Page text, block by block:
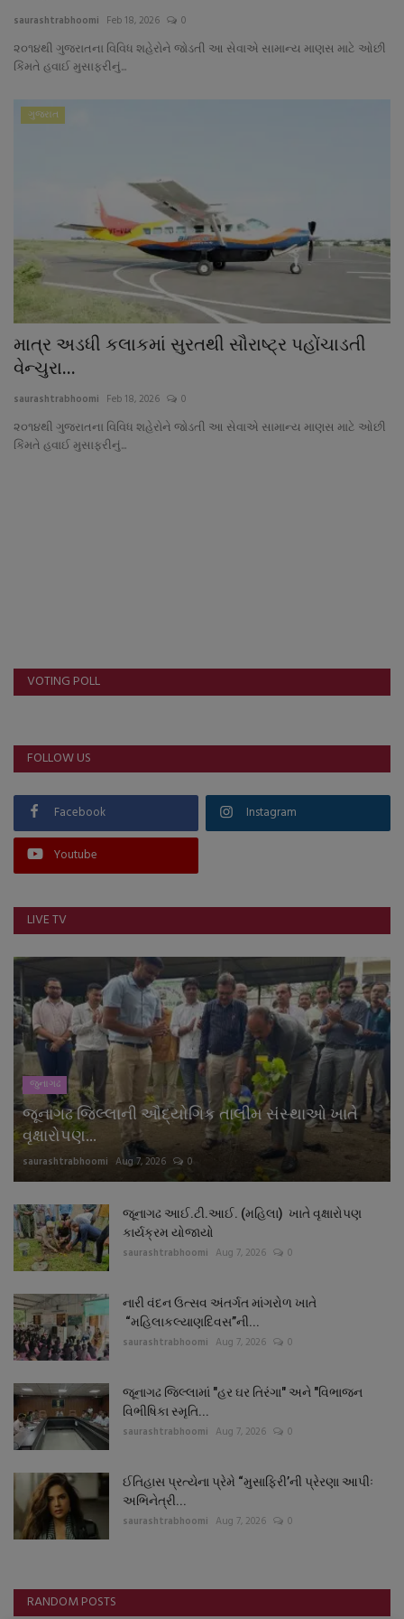
About Author
Contact
Dipotsav Special
ગુજરાત
જુનાગઢ
Support US
બજારના સમાચાર
નાણાંકીય સમાચાર
સ્વાસ્થ્ય
saurashtrabhoomi Feb 18, 2026 0
૨૦૧૪થી ગુજરાતના વિવિધ શહેરોને જોડતી આ સેવાએ સામાન્ય માણસ માટે ઓછી
કિંમતે હવાઈ મુસાફરીનું...
ગુજરાત
માત્ર અડધી કલાકમાં સુરતથી સૌરાષ્ટ્ર પહોંચાડતી
વેન્ચુરા...
saurashtrabhoomi Feb 18, 2026 0
૨૦૧૪થી ગુજરાતના વિવિધ શહેરોને જોડતી આ સેવાએ સામાન્ય માણસ માટે ઓછી
કિંમતે હવાઈ મુસાફરીનું...
VOTING POLL
FOLLOW US
Facebook Instagram
Youtube
LIVE TV
જુનાગઢ
જૂનાગઢ જિલ્લાની ઔદ્યોગિક તાલીમ સંસ્થાઓ ખાતે
વૃક્ષારોપણ...
saurashtrabhoomi Aug 7, 2026 0
જૂનાગઢ આઈ.ટી.આઈ. (મહિલા) ખાતે વૃક્ષારોપણ
કાર્યક્રમ યોજાયો
saurashtrabhoomi Aug 7, 2026 0
નારી વંદન ઉત્સવ અંતર્ગત માંગરોળ ખાતે
“મહિલાકલ્યાણદિવસ”ની...
saurashtrabhoomi Aug 7, 2026 0
જૂનાગઢ જિલ્લામાં "હર ઘર તિરંગા" અને "વિભાજન
વિભીષિકા સ્મૃતિ...
saurashtrabhoomi Aug 7, 2026 0
ઈતિહાસ પ્રત્યેના પ્રેમે “મુસાફિરી’ની પ્રેરણા આપીઃ
અભિનેત્રી...
saurashtrabhoomi Aug 7, 2026 0
RANDOM POSTS